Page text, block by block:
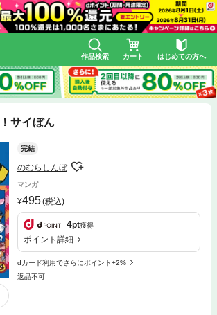
作品検索 カート はじめての方へ
サイぼん
完結
のむらしんぼ
マンガ
495(税込)
4pt獲得
ポイント詳細
dカード利用でさらにポイント+2%
返品不可